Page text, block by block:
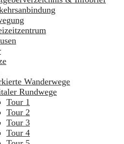
Wanderwege
Rundwege
Tour 1
Tour 2
Tour 3
Tour 4